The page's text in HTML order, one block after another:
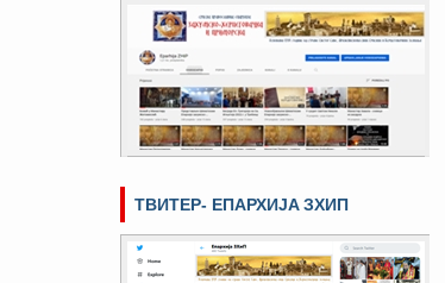
ТВИТЕР- ЕПАРХИЈA ЗХИП